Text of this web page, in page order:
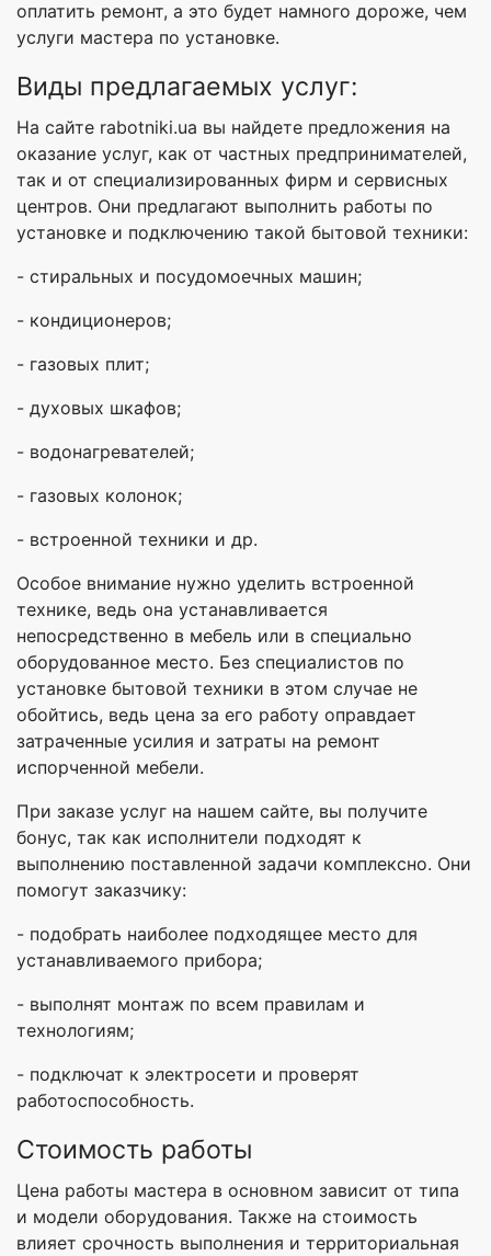
оплатить ремонт, а это будет намного дороже, чем
услуги мастера по установке.
Виды предлагаемых услуг:
На сайте rabotniki.ua вы найдете предложения на
оказание услуг, как от частных предпринимателей,
так и от специализированных фирм и сервисных
центров. Они предлагают выполнить работы по
установке и подключению такой бытовой техники:
- стиральных и посудомоечных машин;
- кондиционеров;
- газовых плит;
- духовых шкафов;
- водонагревателей;
- газовых колонок;
- встроенной техники и др.
Особое внимание нужно уделить встроенной
технике, ведь она устанавливается
непосредственно в мебель или в специально
оборудованное место. Без специалистов по
установке бытовой техники в этом случае не
обойтись, ведь цена за его работу оправдает
затраченные усилия и затраты на ремонт
испорченной мебели.
При заказе услуг на нашем сайте, вы получите
бонус, так как исполнители подходят к
выполнению поставленной задачи комплексно. Они
помогут заказчику:
- подобрать наиболее подходящее место для
устанавливаемого прибора;
- выполнят монтаж по всем правилам и
технологиям;
- подключат к электросети и проверят
работоспособность.
Стоимость работы
Цена работы мастера в основном зависит от типа
и модели оборудования. Также на стоимость
влияет срочность выполнения и территориальная